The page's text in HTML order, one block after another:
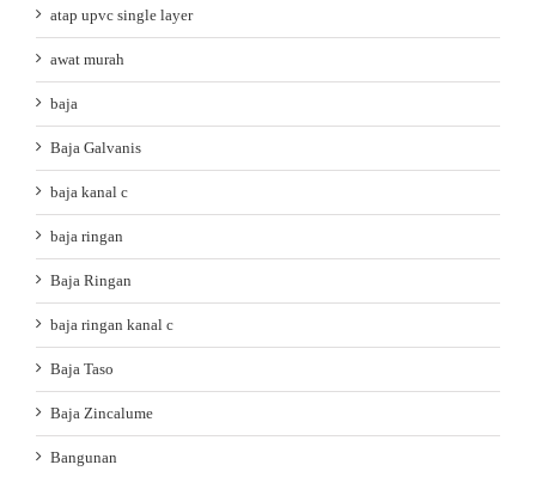
atap upvc single layer
awat murah
baja
Baja Galvanis
baja kanal c
baja ringan
Baja Ringan
baja ringan kanal c
Baja Taso
Baja Zincalume
Bangunan